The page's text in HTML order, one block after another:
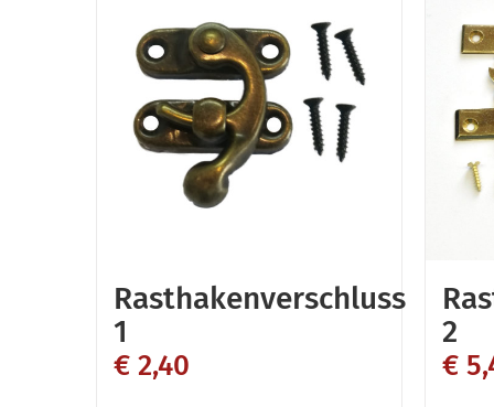
Rasthakenverschluss
1
€ 2,40
2
€